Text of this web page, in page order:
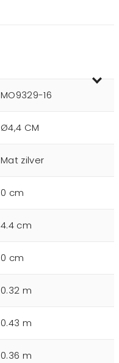
MO9329-16
Ø4,4 CM
Mat zilver
0 cm
4.4 cm
0 cm
0.32 m
0.43 m
0.36 m